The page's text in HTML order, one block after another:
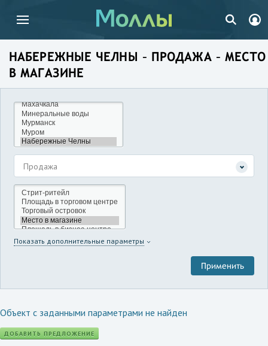
НАБЕРЕЖНЫЕ ЧЕЛНЫ – ПРОДАЖА – МЕСТО
В МАГАЗИНЕ
Продажа
Показать дополнительные параметры
Объект с заданными параметрами не найден
ДОБАВИТЬ ПРЕДЛОЖЕНИЕ